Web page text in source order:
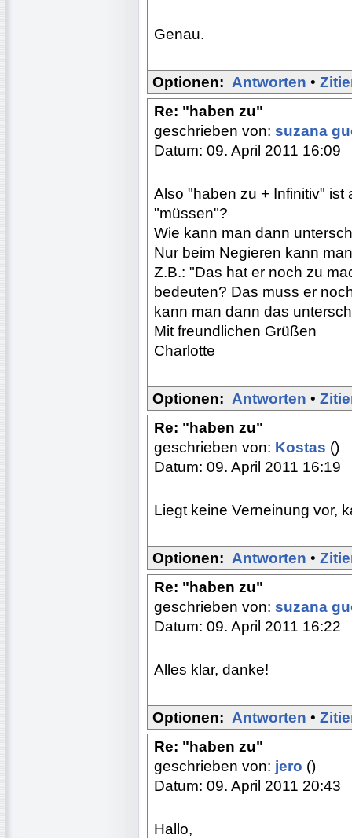
Genau.
Optionen: Antworten •
Re: "haben zu"
geschrieben von: suzana
Datum: 09. April 2011 16:09
Also "haben zu + Infinitiv" ist
"müssen"?
Wie kann man dann
Nur beim Negieren kann
Z.B.: "Das hat er noch zu
bedeuten? Das muss er
kann man dann das
Mit freundlichen Grüßen
Charlotte
Optionen: Antworten •
Re: "haben zu"
geschrieben von: Kostas ()
Datum: 09. April 2011 16:19
Liegt keine Verneinung vor,
Optionen: Antworten •
Re: "haben zu"
geschrieben von: suzana
Datum: 09. April 2011 16:22
Alles klar, danke!
Optionen: Antworten •
Re: "haben zu"
geschrieben von: jero ()
Datum: 09. April 2011 20:43
Hallo,